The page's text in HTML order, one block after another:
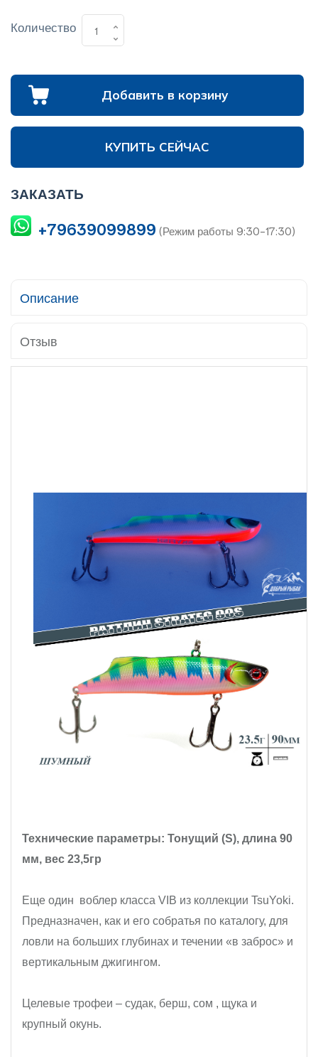
Количество
Добавить в корзину
КУПИТЬ СЕЙЧАС
ЗАКАЗАТЬ
+79639099899 (Режим работы 9:30-17:30)
Описание
Отзыв
Технические параметры: Тонущий (S), длина 90
мм, вес 23,5гр
Еще один воблер класса VIB из коллекции TsuYoki.
Предназначен, как и его собратья по каталогу, для
ловли на больших глубинах и течении «в заброс» и
вертикальным джигингом.
Целевые трофеи – судак, берш, сом , щука и
крупный окунь.